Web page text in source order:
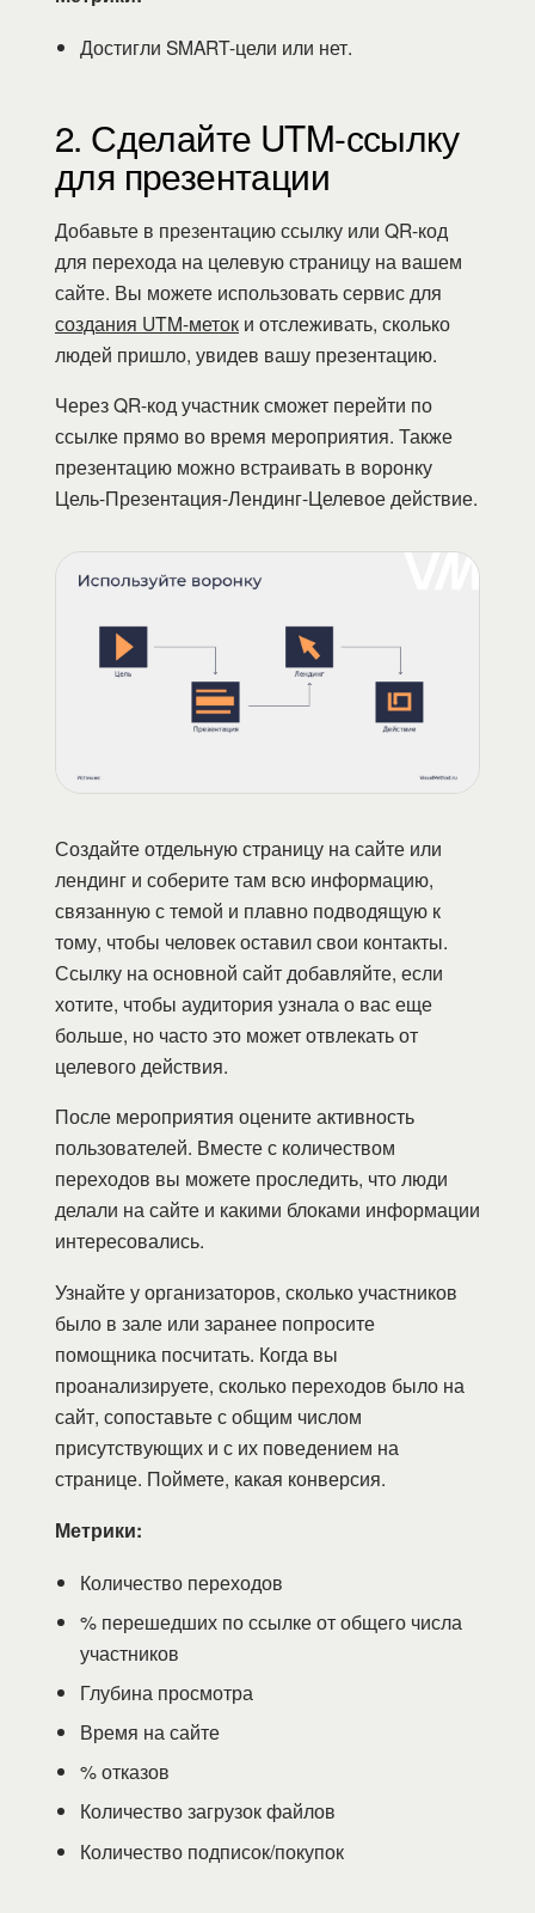
Достигли SMART-цели или нет.
2. Сделайте UTM-ссылку
для презентации
Добавьте в презентацию ссылку или QR-код
для перехода на целевую страницу на вашем
сайте. Вы можете использовать сервис для
создания UTM-меток и отслеживать, сколько
людей пришло, увидев вашу презентацию.
Через QR-код участник сможет перейти по
ссылке прямо во время мероприятия. Также
презентацию можно встраивать в воронку
Цель-Презентация-Лендинг-Целевое действие.
Создайте отдельную страницу на сайте или
лендинг и соберите там всю информацию,
связанную с темой и плавно подводящую к
тому, чтобы человек оставил свои контакты.
Ссылку на основной сайт добавляйте, если
хотите, чтобы аудитория узнала о вас еще
больше, но часто это может отвлекать от
целевого действия.
После мероприятия оцените активность
пользователей. Вместе с количеством
переходов вы можете проследить, что люди
делали на сайте и какими блоками информации
интересовались.
Узнайте у организаторов, сколько участников
было в зале или заранее попросите
помощника посчитать. Когда вы
проанализируете, сколько переходов было на
сайт, сопоставьте с общим числом
присутствующих и с их поведением на
странице. Поймете, какая конверсия.
Метрики:
Количество переходов
% перешедших по ссылке от общего числа
участников
Глубина просмотра
Время на сайте
% отказов
Количество загрузок файлов
Количество подписок/покупок